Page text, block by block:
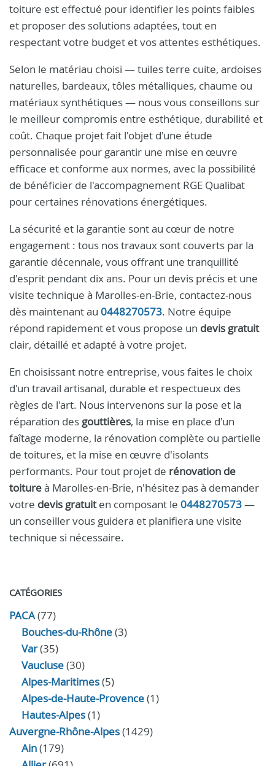
toiture est effectué pour identifier les points faibles
et proposer des solutions adaptées, tout en
respectant votre budget et vos attentes esthétiques.
Selon le matériau choisi — tuiles terre cuite, ardoises
naturelles, bardeaux, tôles métalliques, chaume ou
matériaux synthétiques — nous vous conseillons sur
le meilleur compromis entre esthétique, durabilité et
coût. Chaque projet fait l'objet d'une étude
personnalisée pour garantir une mise en œuvre
efficace et conforme aux normes, avec la possibilité
de bénéficier de l'accompagnement RGE Qualibat
pour certaines rénovations énergétiques.
La sécurité et la garantie sont au cœur de notre
engagement : tous nos travaux sont couverts par la
garantie décennale, vous offrant une tranquillité
d'esprit pendant dix ans. Pour un devis précis et une
visite technique à Marolles-en-Brie, contactez-nous
dès maintenant au 0448270573. Notre équipe
répond rapidement et vous propose un devis gratuit
clair, détaillé et adapté à votre projet.
En choisissant notre entreprise, vous faites le choix
d'un travail artisanal, durable et respectueux des
règles de l'art. Nous intervenons sur la pose et la
réparation des gouttières, la mise en place d'un
faîtage moderne, la rénovation complète ou partielle
de toitures, et la mise en œuvre d'isolants
performants. Pour tout projet de rénovation de
toitureà Marolles-en-Brie, n'hésitez pas à demander
votre devis gratuiten composant le 0448270573—
un conseiller vous guidera et planifiera une visite
technique si nécessaire.
CATÉGORIES
PACA(77)
Bouches-du-Rhône(3)
Var(35)
Vaucluse(30)
Alpes-Maritimes(5)
Alpes-de-Haute-Provence(1)
Hautes-Alpes(1)
Auvergne-Rhône-Alpes(1429)
Ain(179)